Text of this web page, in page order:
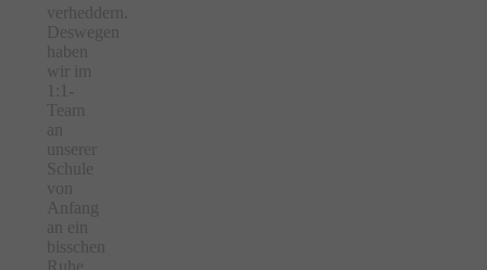
verheddern.
Deswegen
haben
wir im
1:1-
Team
an
unserer
Schule
von
Anfang
an ein
bisschen
Ruhe